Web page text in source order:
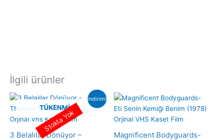
İlgili ürünler
indirim!
TÜKENMIŞ
3 Belalılar Dönüyor –
Stokta Yok
Magnificent Bodyguards-